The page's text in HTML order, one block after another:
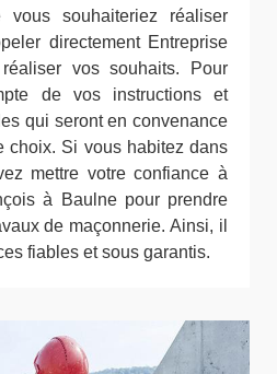
vous souhaiteriez réaliser
directement Entreprise
vos souhaits. Pour
de vos instructions et
qui seront en convenance
choix. Si vous habitez dans
mettre votre confiance à
à Baulne pour prendre
de maçonnerie. Ainsi, il
fiables et sous garantis.